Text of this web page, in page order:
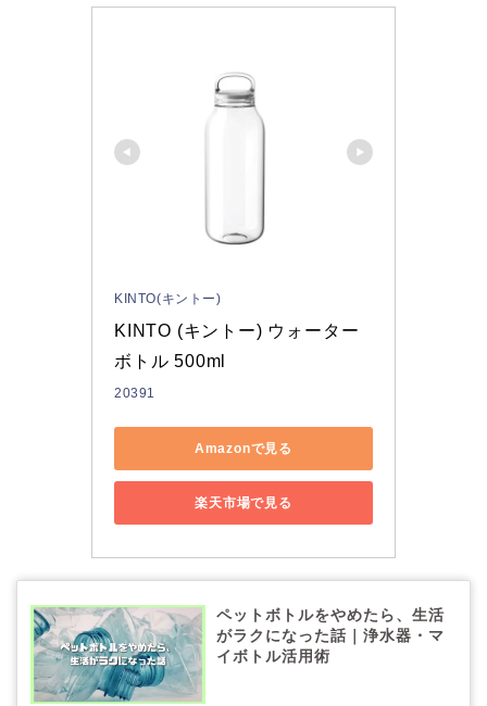
KINTO(キントー)
KINTO (キントー) ウォーター
ボトル 500ml
20391
Amazonで見る
楽天市場で見る
ペットボトルをやめたら、生活
がラクになった話｜浄水器・マ
イボトル活用術